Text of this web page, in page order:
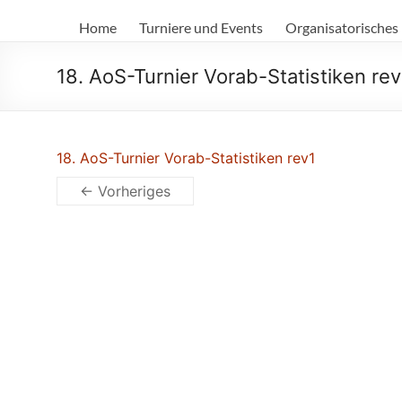
Würfelgötter
e.V.
Home Turniere und Events Organisatorisches
18. AoS-Turnier Vorab-Statistiken
18. AoS-Turnier Vorab-Statistiken rev1
← Vorheriges